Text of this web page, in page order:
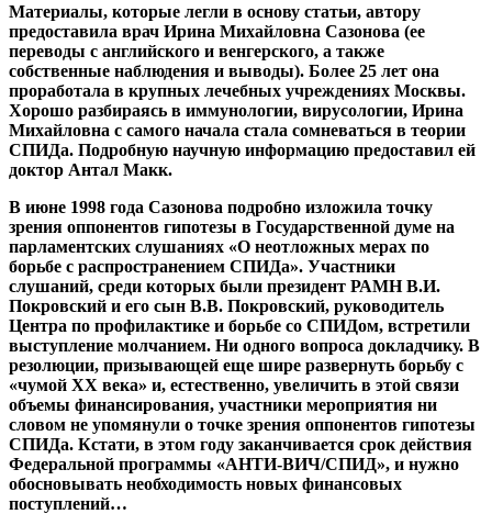
Материалы, которые легли в основу статьи, автору
предоставила врач Ирина Михайловна Сазонова (ее
переводы с английского и венгерского, а также
собственные наблюдения и выводы). Более 25 лет она
проработала в крупных лечебных учреждениях Москвы.
Хорошо разбираясь в иммунологии, вирусологии, Ирина
Михайловна с самого начала стала сомневаться в теории
СПИДа. Подробную научную информацию предоставил ей
доктор Антал Макк.
В июне 1998 года Сазонова подробно изложила точку
зрения оппонентов гипотезы в Государственной думе на
парламентских слушаниях «О неотложных мерах по
борьбе с распространением СПИДа». Участники
слушаний, среди которых были президент РАМН В.И.
Покровский и его сын В.В. Покровский, руководитель
Центра по профилактике и борьбе со СПИДом, встретили
выступление молчанием. Ни одного вопроса докладчику. В
резолюции, призывающей еще шире развернуть борьбу с
«чумой ХХ века» и, естественно, увеличить в этой связи
объемы финансирования, участники мероприятия ни
словом не упомянули о точке зрения оппонентов гипотезы
СПИДа. Кстати, в этом году заканчивается срок действия
Федеральной программы «АНТИ-ВИЧ/СПИД», и нужно
обосновывать необходимость новых финансовых
поступлений…